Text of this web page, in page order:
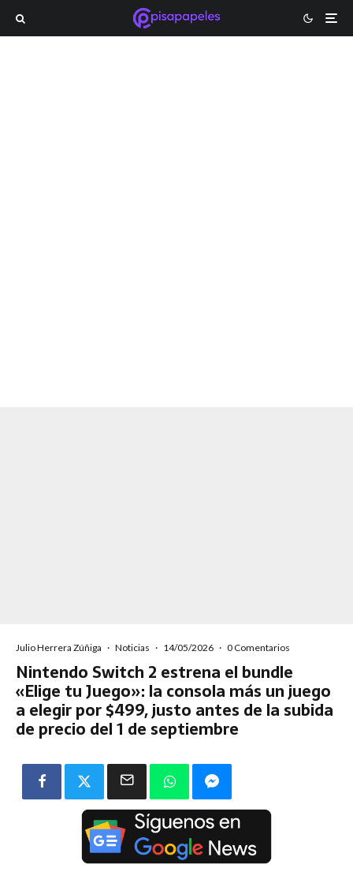
Julio Herrera Zúñiga · Noticias · 14/05/2026 · 0 Comentarios
Nintendo Switch 2 estrena el bundle
«Elige tu Juego»: la consola más un juego
a elegir por $499, justo antes de la subida
de precio del 1 de septiembre